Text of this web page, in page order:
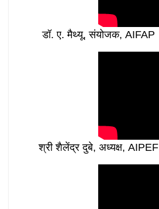
डॉ. ए. मैथ्यू, संयोजक, AIFAP
श्री शैलेंद्र दुबे, अध्यक्ष, AIPEF